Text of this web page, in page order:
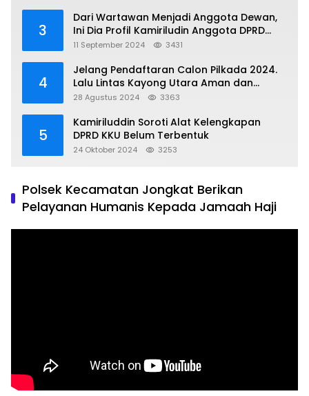
3
Dari Wartawan Menjadi Anggota Dewan,
Ini Dia Profil Kamiriludin Anggota DPRD
Dapil 1 KKU
11 September 2024 3431
4
Jelang Pendaftaran Calon Pilkada 2024.
Lalu Lintas Kayong Utara Aman dan
Kondusif
28 Agustus 2024 3363
5
Kamiriluddin Soroti Alat Kelengkapan
DPRD KKU Belum Terbentuk
24 Oktober 2024 3253
Polsek Kecamatan Jongkat Berikan
Pelayanan Humanis Kepada Jamaah Haji